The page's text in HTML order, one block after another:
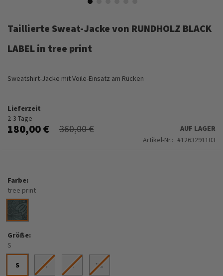
Anfang
der
Bildergalerie
springen
Taillierte Sweat-Jacke von RUNDHOLZ BLACK
LABEL in tree print
Sweatshirt-Jacke mit Voile-Einsatz am Rücken
Lieferzeit
2-3 Tage
180,00 € 360,00 €
AUF LAGER
Artikel-Nr.
1263291103
Farbe
tree print
Größe
S
S M L XL